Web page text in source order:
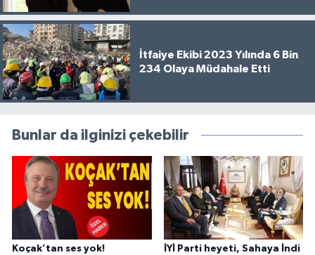
İtfaiye Ekibi 2023 Yılında 6 Bin
234 Olaya Müdahale Etti
Bunlar da ilginizi çekebilir
Koçak’tan ses yok! İYİ Parti heyeti, Sahaya İndi